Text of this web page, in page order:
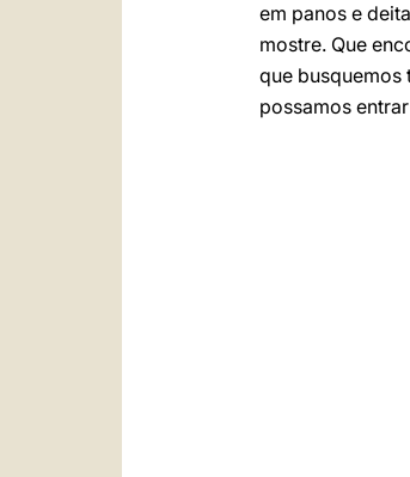
em panos e
mostre. Que
que busquemos
possamos